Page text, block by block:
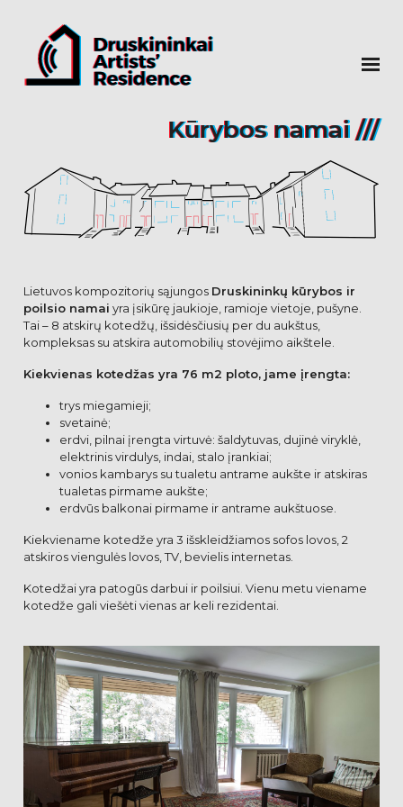
Kūrybos namai ///
Lietuvos kompozitorių sąjungos Druskininkų kūrybos ir
poilsio namai yra įsikūrę jaukioje, ramioje vietoje, pušyne.
Tai – 8 atskirų kotedžų, išsidėsčiusių per du aukštus,
kompleksas su atskira automobilių stovėjimo aikštele.
Kiekvienas kotedžas yra 76 m2 ploto, jame įrengta:
trys miegamieji;
svetainė;
erdvi, pilnai įrengta virtuvė: šaldytuvas, dujinė viryklė,
elektrinis virdulys, indai, stalo įrankiai;
vonios kambarys su tualetu antrame aukšte ir atskiras
tualetas pirmame aukšte;
erdvūs balkonai pirmame ir antrame aukštuose.
Kiekviename kotedže yra 3 išskleidžiamos sofos lovos, 2
atskiros viengulės lovos, TV, bevielis internetas.
Kotedžai yra patogūs darbui ir poilsiui. Vienu metu viename
kotedže gali viešėti vienas ar keli rezidentai.